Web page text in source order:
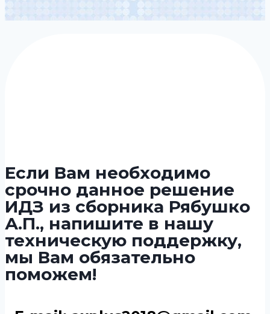
Если Вам необходимо
срочно данное решение
ИДЗ из сборника Рябушко
А.П., напишите в нашу
техническую поддержку,
мы Вам обязательно
поможем!